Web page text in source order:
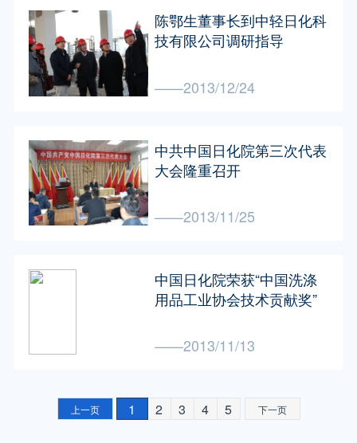
陈鄂生董事长到中轻日化科
技有限公司调研指导
——2013/12/24
中共中国日化院第三次代表
大会隆重召开
——2013/11/25
中国日化院荣获“中国洗涤
用品工业协会技术贡献奖”
——2013/11/13
上一页 1 2 3 4 5 下一页